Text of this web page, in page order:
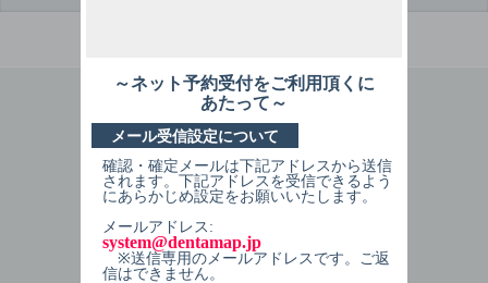
症状を選択してください
歯が痛い（診査・投薬など）
詰め物・被せ物が取れた
歯の治療（続きも含める）
入れ歯の治療・相談
～ネット予約受付をご利用頂くに
あたって～
メール受信設定について
確認・確定メールは下記アドレスから送信
されます。下記アドレスを受信できるよう
にあらかじめ設定をお願いいたします。
メールアドレス:
system@dentamap.jp
※送信専用のメールアドレスです。ご返
信はできません。